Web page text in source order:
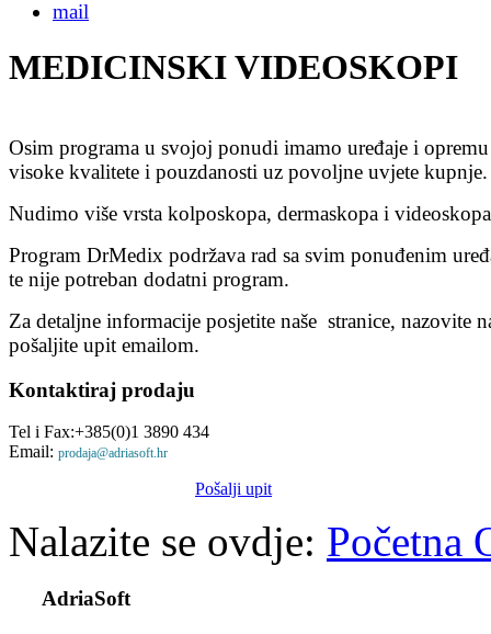
MEDICINSKI VIDEOSKOPI
Osim programa u svojoj ponudi imamo uređaje i opremu
visoke kvalitete i pouzdanosti uz povoljne uvjete kupnje.
Nudimo više vrsta kolposkopa, dermaskopa i
Program DrMedix podržava rad sa svim ponuđenim
te nije potreban dodatni program.
Za detaljne informacije posjetite naše stranice, nazovite
pošaljite upit emailom.
Kontaktiraj prodaju
Tel i Fax:+385(0)1 3890 434
Email: prodaja@adriasoft.hr
Pošalji upit
Nalazite se ovdje: Početna
AdriaSoft